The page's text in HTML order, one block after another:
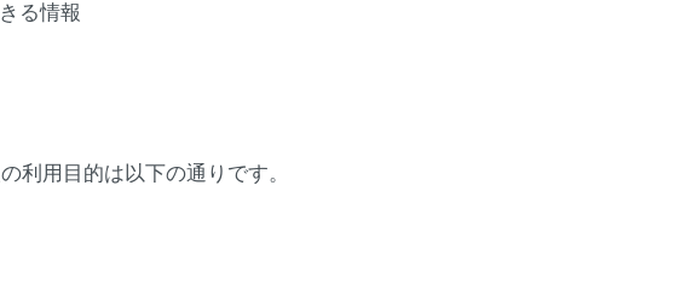
る情報
利用目的は以下の通りです。